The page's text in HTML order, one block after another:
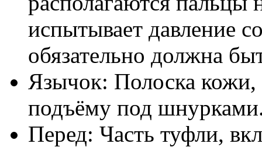
испытывает давление
обязательно должна
Язычок: Полоска кожи,
подъёму под
Перед: Часть туфли,